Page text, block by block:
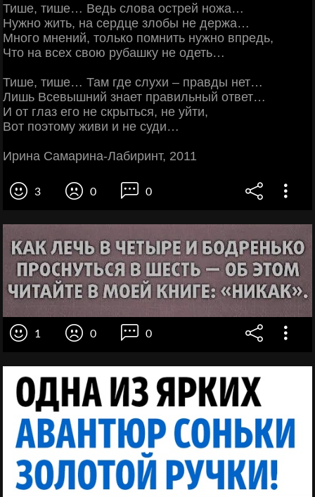
Тише, тише… Ведь слова острей ножа…
Нужно жить, на сердце злобы не держа…
Много мнений, только помнить нужно впредь,
Что на всех свою рубашку не одеть…
Тише, тише… Там где слухи – правды нет…
Лишь Всевышний знает правильный ответ…
И от глаз его не скрыться, не уйти,
Вот поэтому живи и не суди…
Ирина Самарина-Лабиринт, 2011
3 0 0
1 0 0